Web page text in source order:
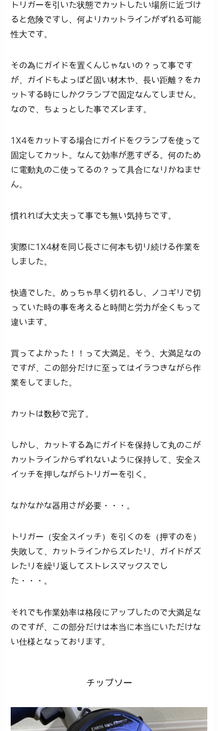
トリガーを引いた状態でカットしたい場所に近づけ
ると危険ですし、何よりカットラインがずれる可能
性大です。
その為にガイドを置くんじゃないの？って事です
が、ガイドもよっぽど固い材木や、長い距離？をカ
ットする時にしかクランプで固定なんてしません。
なので、ちょっとした事でズレます。
1X4をカットする場合にガイドをクランプを使って
固定してカット。なんて効率が悪すぎる。何のため
に電動丸のこ使ってるの？って具合になりかねませ
ん。
慣れれば大丈夫って事でも無い気持ちです。
実際に1X4材を同じ長さに何本も切り続ける作業を
しました。
快適でした。めっちゃ早く切れるし、ノコギリで切
っていた時の事を考えると時間と労力が全くもって
違います。
買ってよかった！！って大満足。そう、大満足なの
ですが、この部分だけに至ってはイラつきながら作
業をしてました。
カットは数秒で完了。
しかし、カットする為にガイドを保持して丸のこが
カットラインからずれないように保持して、安全ス
イッチを押しながらトリガーを引く。
なかなかな器用さが必要・・・。
トリガー（安全スイッチ）を引くのを（押すのを）
失敗して、カットラインからズレたり、ガイドがズ
レたりを繰り返してストレスマックスでし
た・・・。
それでも作業効率は格段にアップしたので大満足な
のですが、この部分だけは本当に本当にいただけな
い仕様となっております。
チップソー